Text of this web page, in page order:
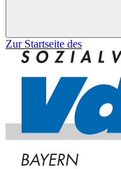
Zur Startseite des